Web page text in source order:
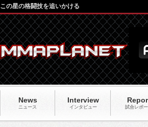
News
ニュース
Interview
インタビュー 試合レポー
この星の格闘技を追いかける